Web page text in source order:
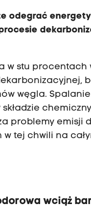
odegrać
w stu procentach
węgla. Spalanie
składzie
problemy emisji
w tej chwili na
wciąż